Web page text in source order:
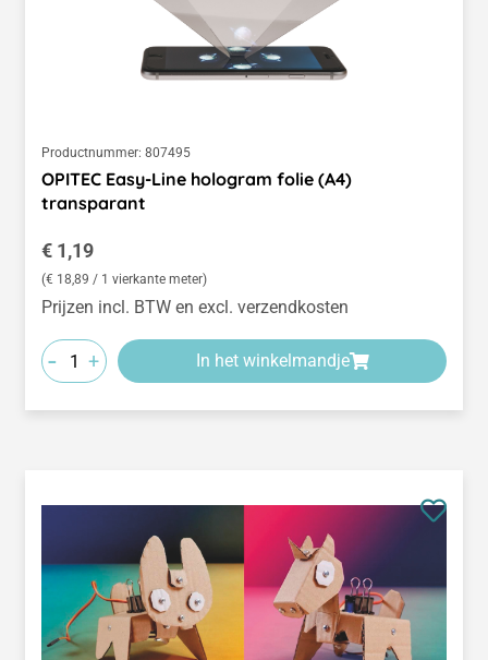
Productnummer: 807495
OPITEC Easy-Line hologram folie (A4)
transparant
Normale prijs:
€ 1,19
(€ 18,89 / 1 vierkante meter)
Prijzen incl. BTW en excl. verzendkosten
- + In het winkelmandje